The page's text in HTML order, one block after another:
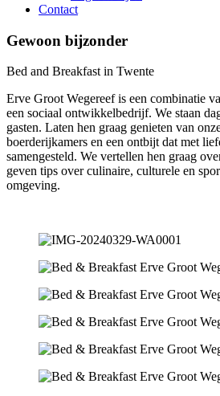
Contact
Gewoon bijzonder
Bed and Breakfast in Twente
Erve Groot Wegereef is een combinatie
een sociaal ontwikkelbedrijf. We staan
gasten. Laten hen graag genieten van
boerderijkamers en een ontbijt dat met
samengesteld. We vertellen hen graag
geven tips over culinaire, culturele en
omgeving.